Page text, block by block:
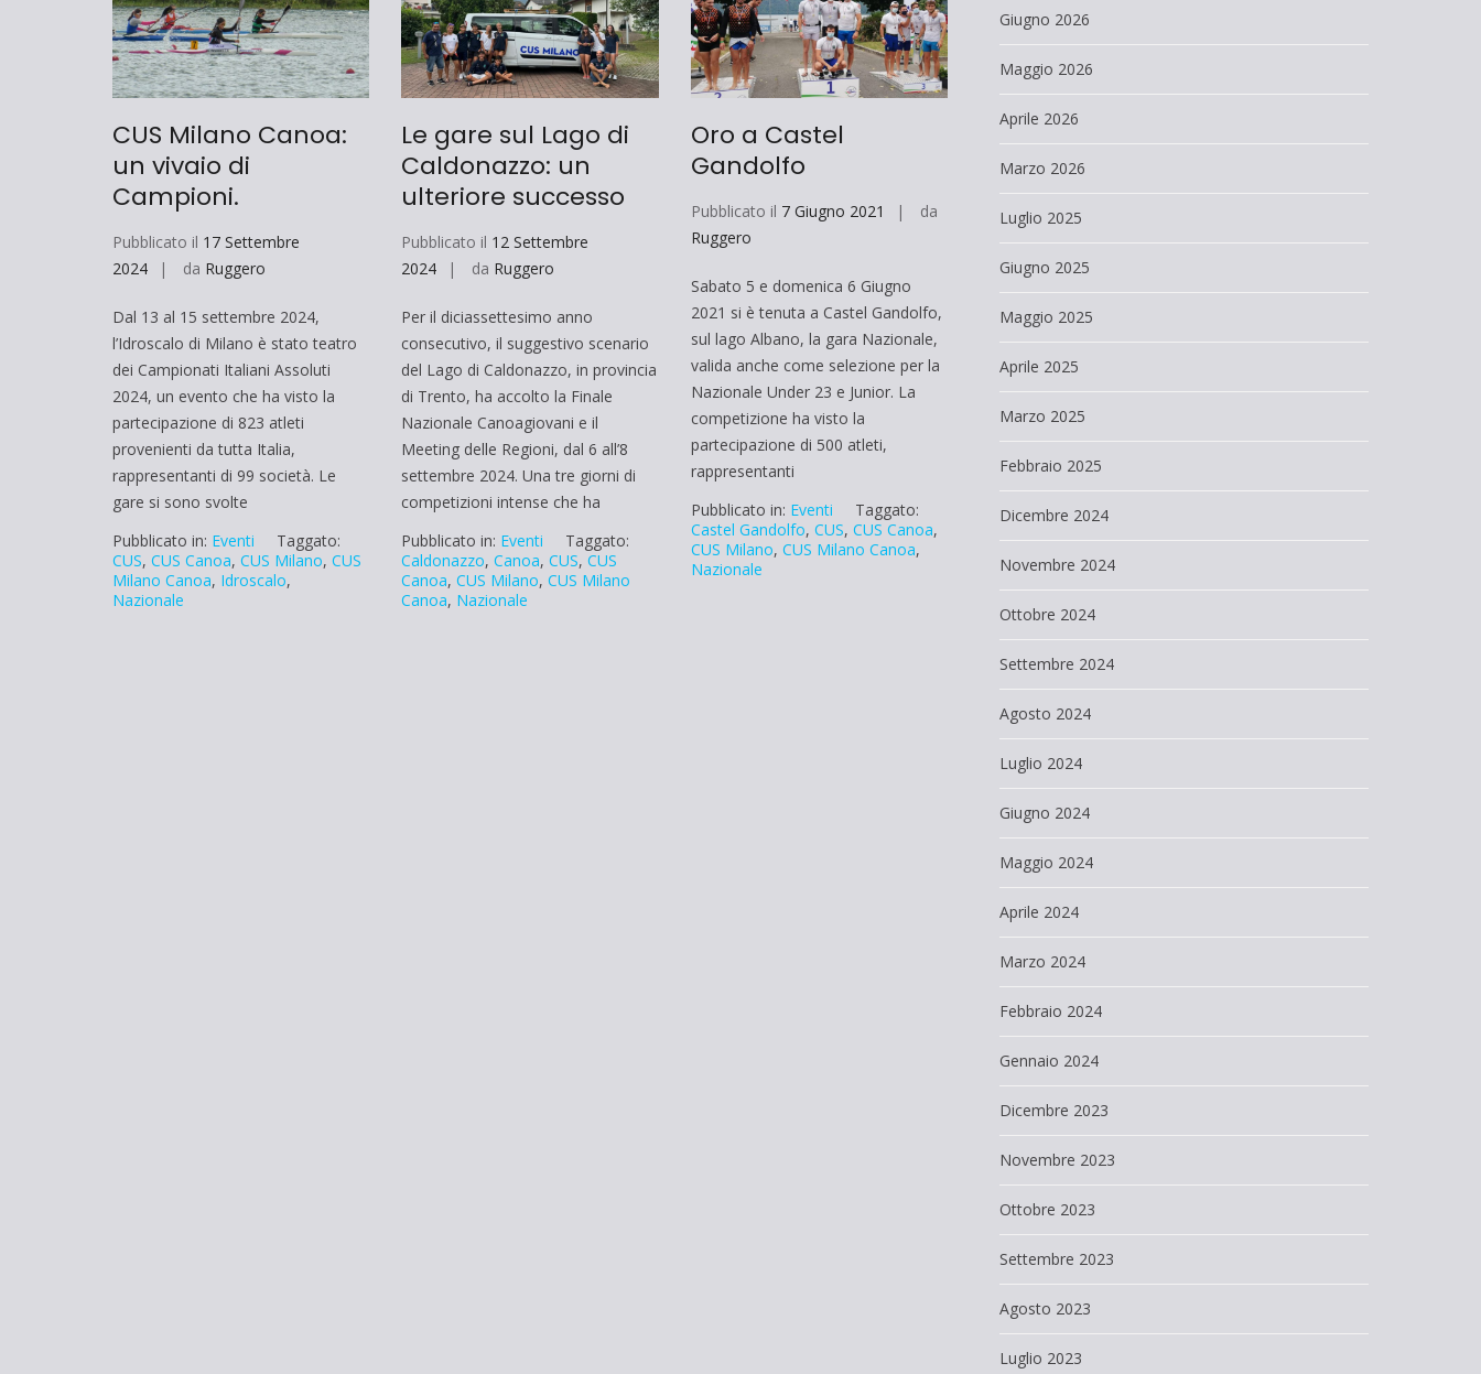
CUS Milano Canoa:
un vivaio di
Campioni.
Pubblicato il 17 Settembre
2024
da Ruggero
Dal 13 al 15 settembre 2024,
l’Idroscalo di Milano è stato teatro
dei Campionati Italiani Assoluti
2024, un evento che ha visto la
partecipazione di 823 atleti
provenienti da tutta Italia,
rappresentanti di 99 società. Le
gare si sono svolte
Pubblicato in: Eventi
Taggato:
CUS, CUS Canoa, CUS Milano, CUS
Milano Canoa, Idroscalo,
Nazionale
Le gare sul Lago di
Caldonazzo: un
ulteriore successo
Pubblicato il 12 Settembre
2024
da Ruggero
Per il diciassettesimo anno
consecutivo, il suggestivo scenario
del Lago di Caldonazzo, in provincia
di Trento, ha accolto la Finale
Nazionale Canoagiovani e il
Meeting delle Regioni, dal 6 all’8
settembre 2024. Una tre giorni di
competizioni intense che ha
Pubblicato in: Eventi
Taggato:
Caldonazzo,Canoa,CUS,CUS
Canoa,CUS Milano,CUS Milano
Canoa, Nazionale
Oro a Castel
Gandolfo
Pubblicato il 7 Giugno 2021
da
Ruggero
Sabato 5 e domenica 6 Giugno
2021 si è tenuta a Castel Gandolfo,
sul lago Albano, la gara Nazionale,
valida anche come selezione per la
Nazionale Under 23 e Junior. La
competizione ha visto la
partecipazione di 500 atleti,
rappresentanti
Pubblicato in: Eventi
Taggato:
Castel Gandolfo, CUS, CUS Canoa,
CUS Milano, CUS Milano Canoa,
Nazionale
Giugno 2026
Maggio 2026
Aprile 2026
Marzo 2026
Luglio 2025
Giugno 2025
Maggio 2025
Aprile 2025
Marzo 2025
Febbraio 2025
Dicembre 2024
Novembre 2024
Ottobre 2024
Settembre 2024
Agosto 2024
Luglio 2024
Giugno 2024
Maggio 2024
Aprile 2024
Marzo 2024
Febbraio 2024
Gennaio 2024
Dicembre 2023
Novembre 2023
Ottobre 2023
Settembre 2023
Agosto 2023
Luglio 2023